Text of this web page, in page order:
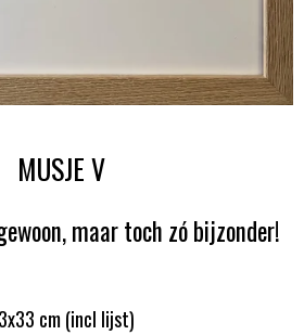
MUSJE V
maar toch zó bijzonder!
cm (incl lijst)